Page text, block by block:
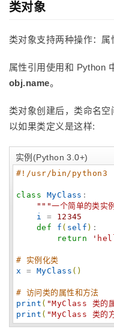
类对象
类对象支持两种操作：属
属性引用使用和 Python
obj.name。
类对象创建后，类命名
以如果类定义是这样:
实例(Python 3.0+)
#!/usr/bin/python3
class MyClass :
"""一个简单的类实例
i = 12345
def
f ( self ) :
return
'
# 实例化类
x = MyClass ( )
# 访问类的属性和方法
print ( "MyClass 类的
print ( "MyClass 类的